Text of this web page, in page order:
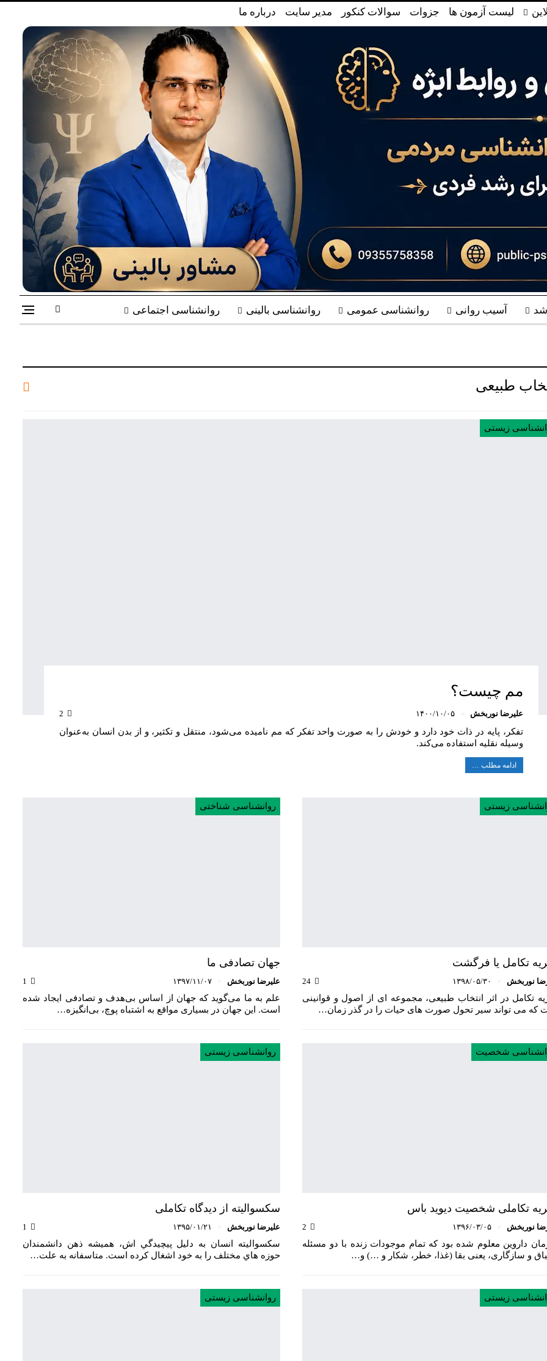
لیست آزمون ها جزوات سوالات کنکور مدیر سایت درباره ما
آسیب روانی روانشناسی عمومی روانشناسی بالینی روانشناسی اجتماعی
طبیعی
زیستی
مم چیست؟
علیرضا نوربخش ۱۴۰۰/۱۰/۰۵
تفکر، پایه در ذات خود دارد و خودش را به صورت واحد تفکر که مم نامیده می‌شود، منتقل و تکثیر، و از بدن انسان به‌عنوان
وسیله‌ نقلیه استفاده می‌کند.
ادامه مطلب …
زیستی
تکامل یا فرگشت
نوربخش ۱۳۹۸/۰۵/۳۰
تکامل در اثر انتخاب طبیعی، مجموعه ای از اصول و قوانینی
که می تواند سیر تحول صورت های حیات را در گذر زمان…
روانشناسی شناختی
جهان تصادفی ما
علیرضا نوربخش ۱۳۹۷/۱۱/۰۷
علم به ما می‌گوید که جهان از اساس بی‌هدف و تصادفی ایجاد شده
است. این جهان در بسیاری مواقع به اشتباه پوچ، بی‌انگیزه…
شخصیت
تکاملی شخصیت دیوید باس
نوربخش ۱۳۹۶/۰۳/۰۵
داروین معلوم شده بود که تمام موجودات زنده با دو مسئله
و سازگاری، یعنی بقا (غذا، خطر، شکار و …) و…
روانشناسی زیستی
سکسوالیته از دیدگاه تکاملی
علیرضا نوربخش ۱۳۹۵/۰۱/۲۱
سکسواليته انسان به دليل پيچيدگي اش، هميشه ذهن دانشمندان
حوزه هاي مختلف را به خود اشغال کرده است. متاسفانه به علت…
زیستی روانشناسی زیستی